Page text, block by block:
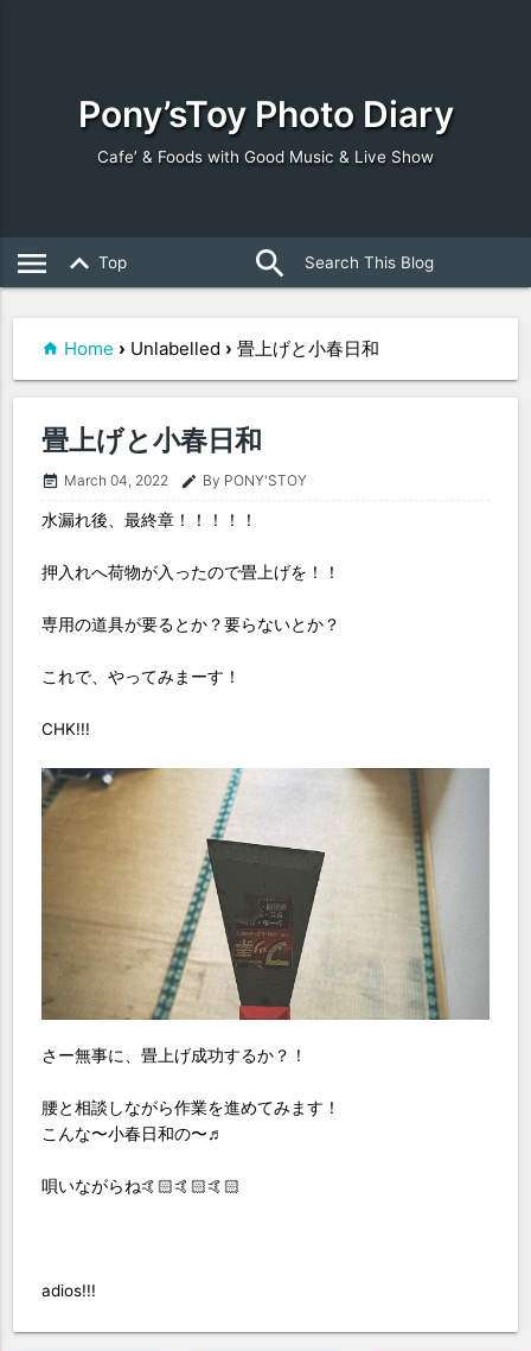
Pony’sToy Photo Diary
Cafe’ & Foods with Good Music & Live Show
menu keyboard_arrow_up Top search
Home › Unlabelled › 畳上げと小春日和
畳上げと小春日和
event_note March 04, 2022 edit By PONY'STOY
水漏れ後、最終章！！！！！
押入れへ荷物が入ったので畳上げを！！
専用の道具が要るとか？要らないとか？
これで、やってみまーす！
CHK!!!
さー無事に、畳上げ成功するか？！
腰と相談しながら作業を進めてみます！
こんな〜小春日和の〜♬
唄いながらね🤙🏻🤙🏻🤙🏻
adios!!!